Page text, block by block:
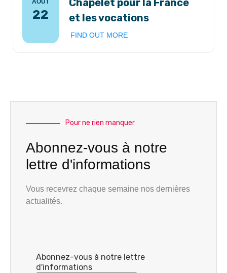
AOÛT
22
Chapelet pour la France
et les vocations
FIND OUT MORE
Pour ne rien manquer
Abonnez-vous à notre
lettre d'informations
Vous recevrez chaque semaine nos dernières
actualités.
Abonnez-vous à notre lettre
d'informations